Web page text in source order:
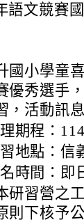
語文競賽
國小學童
優秀選手
，活動訊
期程：
地點：信
時間：即
研習營之
則下核予